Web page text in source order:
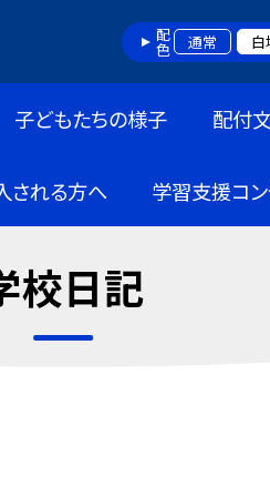
配色 通常 白
子どもたちの様子 配付
される方へ 学習支援コ
校日記